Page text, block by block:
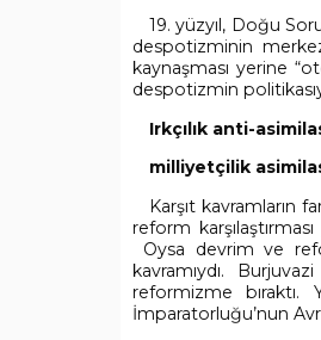
19. yüzyıl, Doğu
despotizminin
kaynaşması yerine
despotizmin
Irkçılık anti-
milliyetçilik
Karşıt kavramların
reform
Oysa devrim ve
kavramıydı.
reformizme bıraktı.
İmparatorluğu’nun